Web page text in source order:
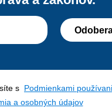
právnych predpisov
problémom.
s Podmienkami
a osobných údajov